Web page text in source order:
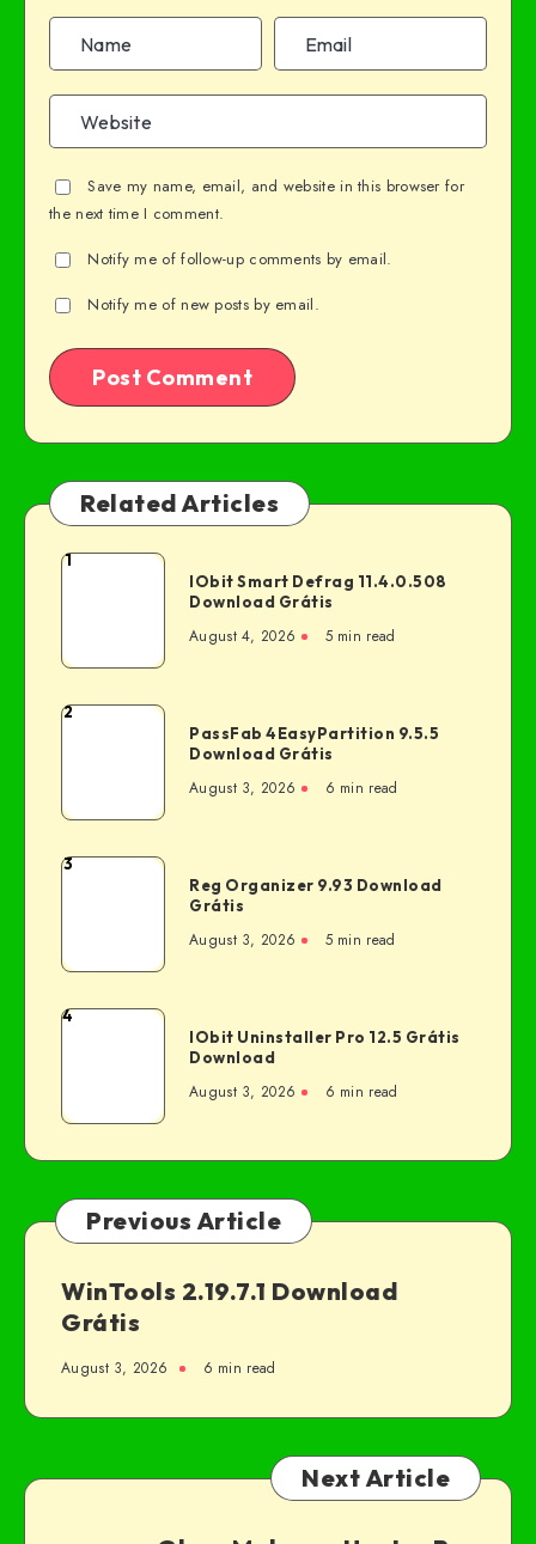
Save my name, email, and website in this browser for
the next time I comment.
Notify me of follow-up comments by email.
Notify me of new posts by email.
Related Articles
1
IObit Smart Defrag 11.4.0.508
Download Grátis
August 4, 2026 5 min read
2
PassFab 4EasyPartition 9.5.5
Download Grátis
August 3, 2026 6 min read
3
Reg Organizer 9.93 Download
Grátis
August 3, 2026 5 min read
4
IObit Uninstaller Pro 12.5 Grátis
Download
August 3, 2026 6 min read
Previous Article
WinTools 2.19.7.1 Download
Grátis
August 3, 2026 6 min read
Next Article